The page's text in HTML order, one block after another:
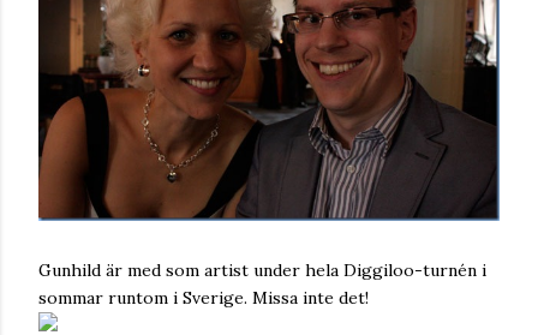
Gunhild är med som artist under hela Diggiloo-turnén i
sommar runtom i Sverige. Missa inte det!